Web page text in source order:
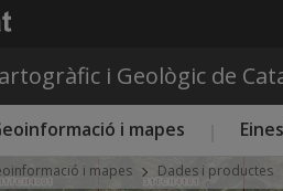
i Geològic de
ICGCi mapes
i mapes Dades i productes